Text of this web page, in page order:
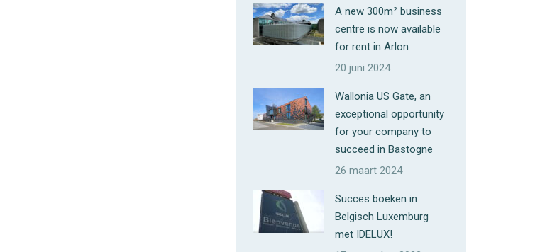
A new 300m² business
centre is now available
for rent in Arlon
20 juni 2024
Wallonia US Gate, an
exceptional opportunity
for your company to
succeed in Bastogne
26 maart 2024
Succes boeken in
Belgisch Luxemburg
met IDELUX!